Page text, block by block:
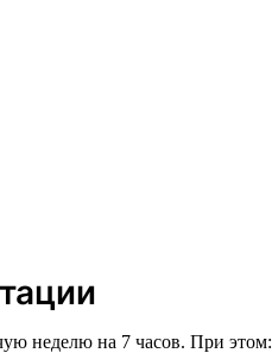
неделю на 7 часов. При этом: